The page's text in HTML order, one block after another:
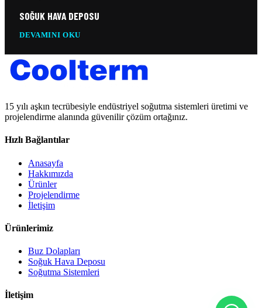
SOĞUK HAVA DEPOSU
DEVAMINI OKU
15 yılı aşkın tecrübesiyle endüstriyel soğutma sistemleri üretimi ve
projelendirme alanında güvenilir çözüm ortağınız.
Hızlı Bağlantılar
Anasayfa
Hakkımızda
Ürünler
Projelendirme
İletişim
Ürünlerimiz
Buz Dolapları
Soğuk Hava Deposu
Soğutma Sistemleri
İletişim